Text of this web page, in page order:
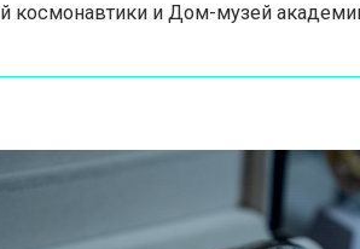
космонавтики и Дом-музей